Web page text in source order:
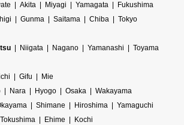
Akita Miyagi Yamagata
Fukushima
Gunma Saitama Chiba
Tokyo
Niigata Nagano Yamanashi
Toyama
Gifu
Mie
Nara Hyogo Osaka
Wakayama
Shimane Hiroshima
Yamaguchi
Tokushima Ehime
Kochi